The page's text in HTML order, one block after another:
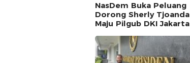
NasDem Buka Peluang
Dorong Sherly Tjoanda
Maju Pilgub DKI Jakarta